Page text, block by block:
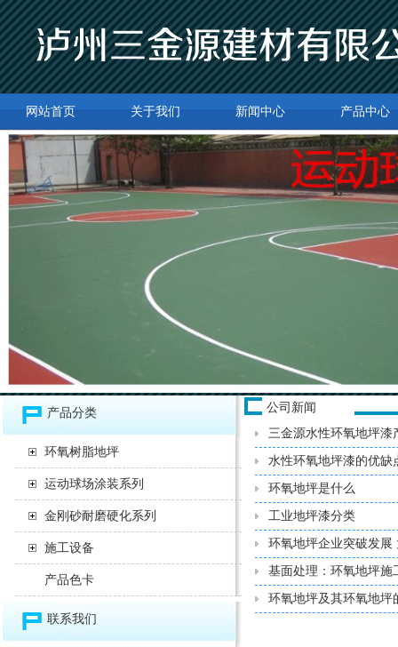
网站首页 关于我们 新闻中心 产品中心
产品分类
环氧树脂地坪
运动球场涂装系列
金刚砂耐磨硬化系列
施工设备
产品色卡
联系我们
公司新闻
三金源水性环氧地坪漆
水性环氧地坪漆的优缺
环氧地坪是什么
工业地坪漆分类
环氧地坪企业突破发展
基面处理：环氧地坪
环氧地坪及其环氧地坪